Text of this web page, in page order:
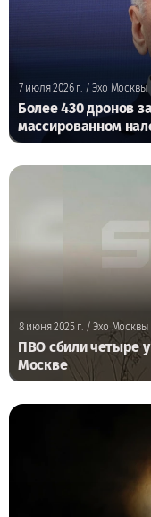
7 июля 2026 г./ Эхо Москвы
Более 430 дронов
массированном
8 июня 2025 г./ Эхо Москвы
ПВО сбили четыре
Москве